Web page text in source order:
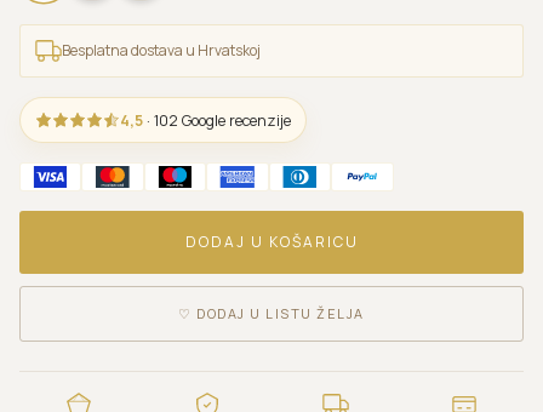
Besplatna dostava u Hrvatskoj
4,5 · 102 Google recenzije
DODAJ U KOŠARICU
♡ DODAJ U LISTU ŽELJA